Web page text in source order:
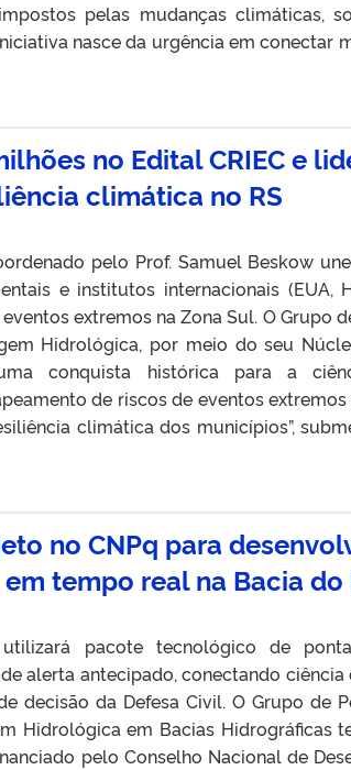
pelas mudanças climáticas,
nasce da urgência em conectar
no Edital CRIEC e
climática no RS
pelo Prof. Samuel Beskow
e institutos internacionais (EUA,
extremos na Zona Sul. O Grupo
Hidrológica, por meio do seu
conquista histórica para a
de riscos de eventos
climática dos municípios”,
no CNPq para
tempo real na Bacia do
pacote tecnológico de
alerta antecipado, conectando
decisão da Defesa Civil. O Grupo de
Hidrológica em Bacias Hidrográficas
pelo Conselho Nacional de